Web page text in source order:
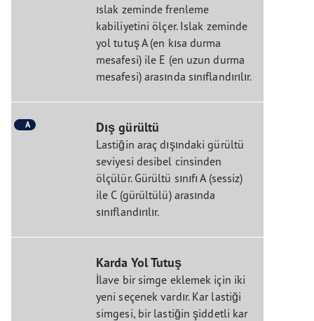
ıslak zeminde frenleme
kabiliyetini ölçer. Islak zeminde
yol tutuş A (en kısa durma
mesafesi) ile E (en uzun durma
mesafesi) arasında sınıflandırılır.
A Dış gürültü
Lastiğin araç dışındaki gürültü
seviyesi desibel cinsinden
ölçülür. Gürültü sınıfı A (sessiz)
ile C (gürültülü) arasında
sınıflandırılır.
Karda Yol Tutuş
İlave bir simge eklemek için iki
yeni seçenek vardır. Kar lastiği
simgesi, bir lastiğin şiddetli kar